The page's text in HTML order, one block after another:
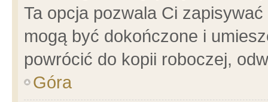
Ta opcja pozwala Ci
mogą być dokończone i
powrócić do kopii roboczej,
Góra